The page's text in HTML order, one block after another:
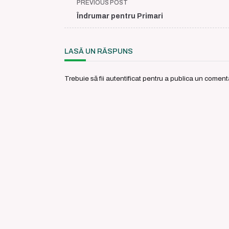
class="nav-
subtitle
reader-
text">Page</span>
PREVIOUS POST
Îndrumar pentru Primari
LASĂ UN RĂSPUNS
Trebuie să fii autentificat pentru a publica un